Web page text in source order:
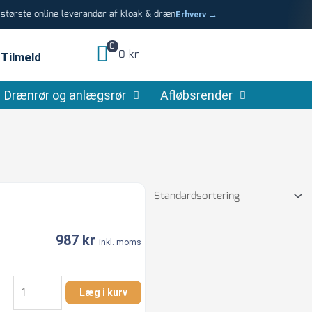
online leverandør af kloak & drænErhverv →
Tilmeld
0
0 kr
Drænrør og anlægsrør Afløbsrender
987 kr inkl. moms
200-
Læg i kurv